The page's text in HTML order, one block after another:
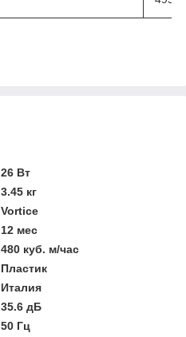
26 Вт
3.45 кг
Vortice
12 мес
480 куб. м/час
Пластик
Италия
35.6 дБ
50 Гц